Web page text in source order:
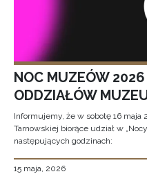
NOC MUZEÓW
ODDZIAŁÓW
Informujemy, że w sobotę 16
Tarnowskiej biorące udział w
następujących godzinach:
15 maja, 2026